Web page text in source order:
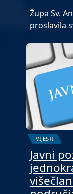
Župa Sv.
proslavila
VIJESTI
Javni